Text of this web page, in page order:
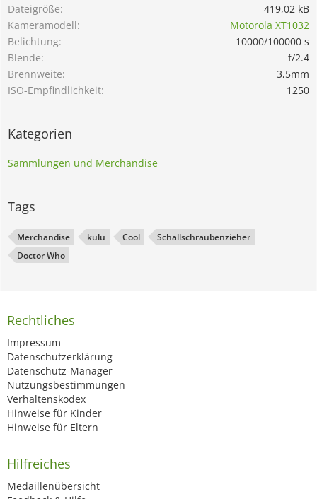
Dateigröße
419,02 kB
Kameramodell
Motorola XT1032
Belichtung
10000/100000 s
Blende
f/2.4
Brennweite
3,5mm
ISO-Empfindlichkeit
1250
Kategorien
Sammlungen und Merchandise
Tags
Merchandise kulu Cool
Schallschraubenzieher
Doctor Who
Rechtliches
Impressum
Datenschutzerklärung
Datenschutz-Manager
Nutzungsbestimmungen
Verhaltenskodex
Hinweise für Kinder
Hinweise für Eltern
Hilfreiches
Medaillenübersicht